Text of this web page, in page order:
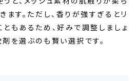
ます。ただし、香りが強すぎるとリ
もあるため、好みで調整しましょ
を選ぶのも賢い選択です。